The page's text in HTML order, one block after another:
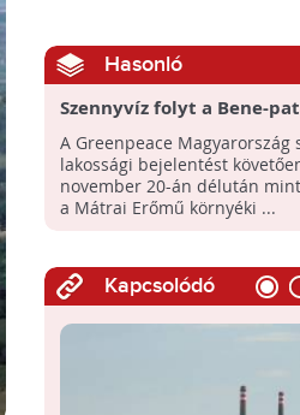
Hasonló
Szennyvíz folyt a Bene-
Még mindig nem tudni
mi történt a Mátrai
A Greenpeace Magyarország
lakossági bejelentést
november 20-án délután
a Mátrai Erőmű környéki ...
Kapcsolódó